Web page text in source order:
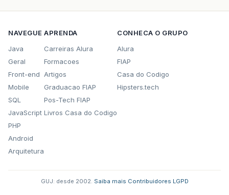
NAVEGUE
Java
Geral
Front-end
Mobile
SQL
JavaScript
PHP
Android
Arquitetura
APRENDA
Carreiras Alura
Formacoes
Artigos
Graduacao FIAP
Pos-Tech FIAP
Livros Casa do Codigo
CONHECA O GRUPO
Alura
FIAP
Casa do Codigo
Hipsters.tech
GUJ: desde 2002. Saiba mais Contribuidores LGPD